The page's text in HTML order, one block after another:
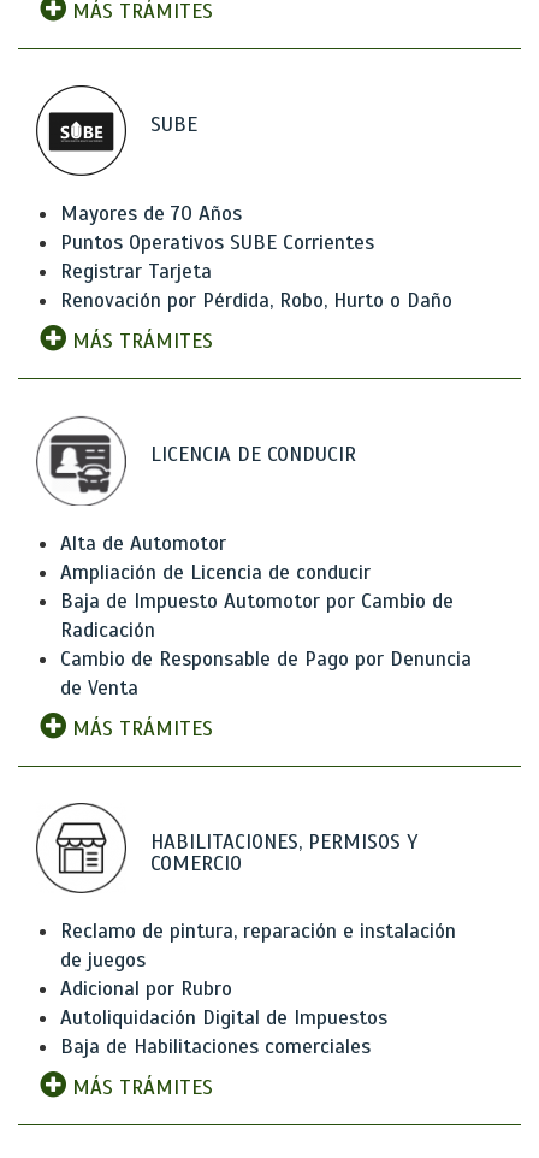
MÁS TRÁMITES
SUBE
Mayores de 70 Años
Puntos Operativos SUBE Corrientes
Registrar Tarjeta
Renovación por Pérdida, Robo, Hurto o Daño
MÁS TRÁMITES
LICENCIA DE CONDUCIR
Alta de Automotor
Ampliación de Licencia de conducir
Baja de Impuesto Automotor por Cambio de
Radicación
Cambio de Responsable de Pago por Denuncia
de Venta
MÁS TRÁMITES
HABILITACIONES, PERMISOS Y
COMERCIO
Reclamo de pintura, reparación e instalación
de juegos
Adicional por Rubro
Autoliquidación Digital de Impuestos
Baja de Habilitaciones comerciales
MÁS TRÁMITES